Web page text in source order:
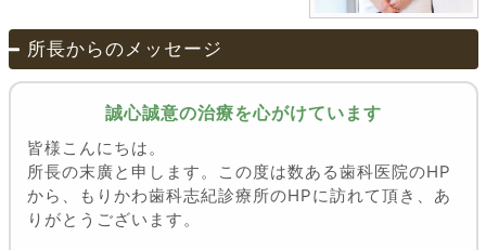
所長からのメッセージ
誠心誠意の治療を心がけています
皆様こんにちは。
所長の末廣と申します。この度は数ある歯科医院のHP
から、もりかわ歯科志紀診療所のHPに訪れて頂き、あ
りがとうございます。